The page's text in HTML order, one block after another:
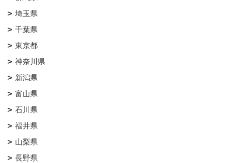
埼玉県
千葉県
東京都
神奈川県
新潟県
富山県
石川県
福井県
山梨県
長野県